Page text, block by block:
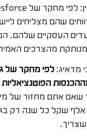
שהם מצליחים
העסקיים שלהם.
מהצרכים
מדאיג:לפי מחקר של
27% מההכנסות
שאם אתם מחזור של
מפסידים 270 אלף שקל כל